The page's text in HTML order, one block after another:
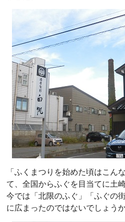
「ふくまつりを始めた頃はこん
て、全国からふぐを目当てに土
今では「北限のふぐ」「ふぐの
に広まったのではないでしょうか